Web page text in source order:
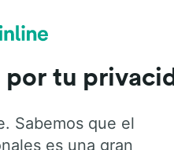
por tu
Sabemos que el
es una gran